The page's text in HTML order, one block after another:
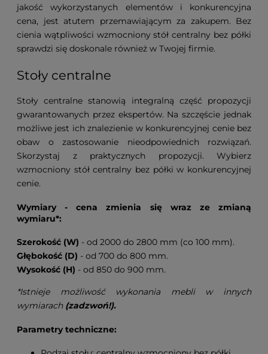
jakość wykorzystanych elementów i konkurencyjna
cena, jest atutem przemawiającym za zakupem. Bez
cienia wątpliwości wzmocniony stół centralny bez półki
sprawdzi się doskonale również w Twojej firmie.
Stoły centralne
Stoły centralne stanowią integralną część propozycji
gwarantowanych przez ekspertów. Na szczęście jednak
możliwe jest ich znalezienie w konkurencyjnej cenie bez
obaw o zastosowanie nieodpowiednich rozwiązań.
Skorzystaj z praktycznych propozycji. Wybierz
wzmocniony stół centralny bez półki w konkurencyjnej
cenie.
Wymiary - cena zmienia się wraz ze zmianą
wymiaru*:
Szerokość (W) - od 2000 do 2800 mm (co 100 mm).
Głębokość (D) - od 700 do 800 mm.
Wysokość (H) - od 850 do 900 mm.
*Istnieje możliwość wykonania mebli w innych
wymiarach (zadzwoń!).
Parametry techniczne: